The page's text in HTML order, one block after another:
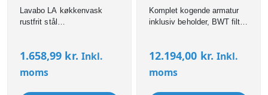
Lavabo LA køkkenvask
rustfrit stål
1.658,99 kr. Inkl.
moms
Komplet kogende armatur
inklusiv beholder, BWT filter
Twist funktion til at åbne for
beholder. Børstet kobber
(PVD) overflade. Den
12.194,00 kr. Inkl.
moms